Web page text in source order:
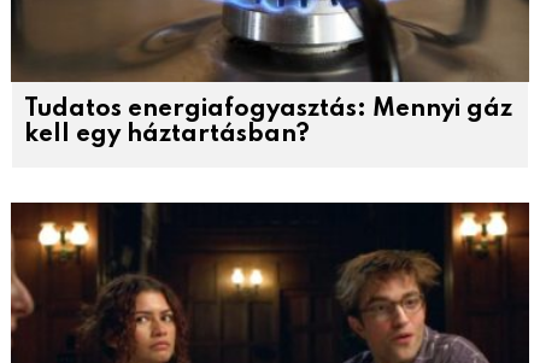
Tudatos energiafogyasztás: Mennyi gáz
kell egy háztartásban?